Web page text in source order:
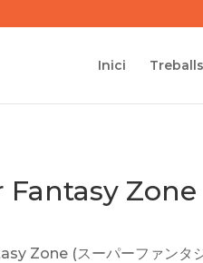
Inici Treballs
Fantasy Zone
Zone (スーパーファンタ